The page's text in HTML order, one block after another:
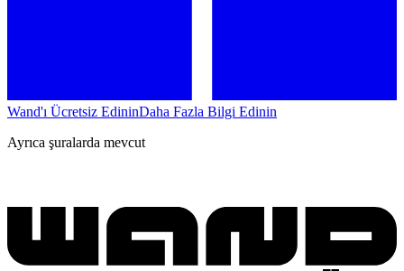
Wand'ı Ücretsiz EdininDaha Fazla Bilgi Edinin
Ayrıca şuralarda mevcut